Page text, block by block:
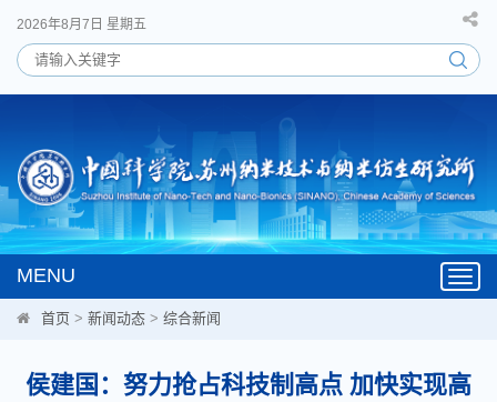
2026年8月7日 星期五
MENU
首页 > 新闻动态 > 综合新闻
侯建国：努力抢占科技制高点 加快实现高